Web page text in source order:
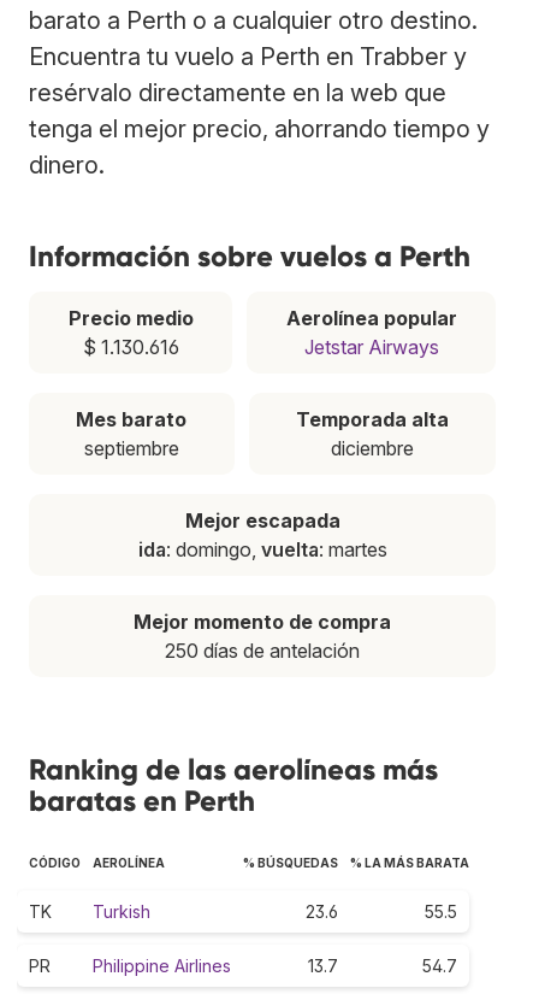
barato a Perth o a cualquier otro destino.
Encuentra tu vuelo a Perth en Trabber y
resérvalo directamente en la web que
tenga el mejor precio, ahorrando tiempo y
dinero.
Información sobre vuelos a Perth
Precio medio
$ 1.130.616
Aerolínea popular
Jetstar Airways
Mes barato
septiembre
Temporada alta
diciembre
Mejor escapada
ida: domingo, vuelta: martes
Mejor momento de compra
250 días de antelación
Ranking de las aerolíneas más
baratas en Perth
CÓDIGO AEROLÍNEA % BÚSQUEDAS % LA MÁS BARATA
TK Turkish 23.6 55.5
PR Philippine Airlines 13.7 54.7